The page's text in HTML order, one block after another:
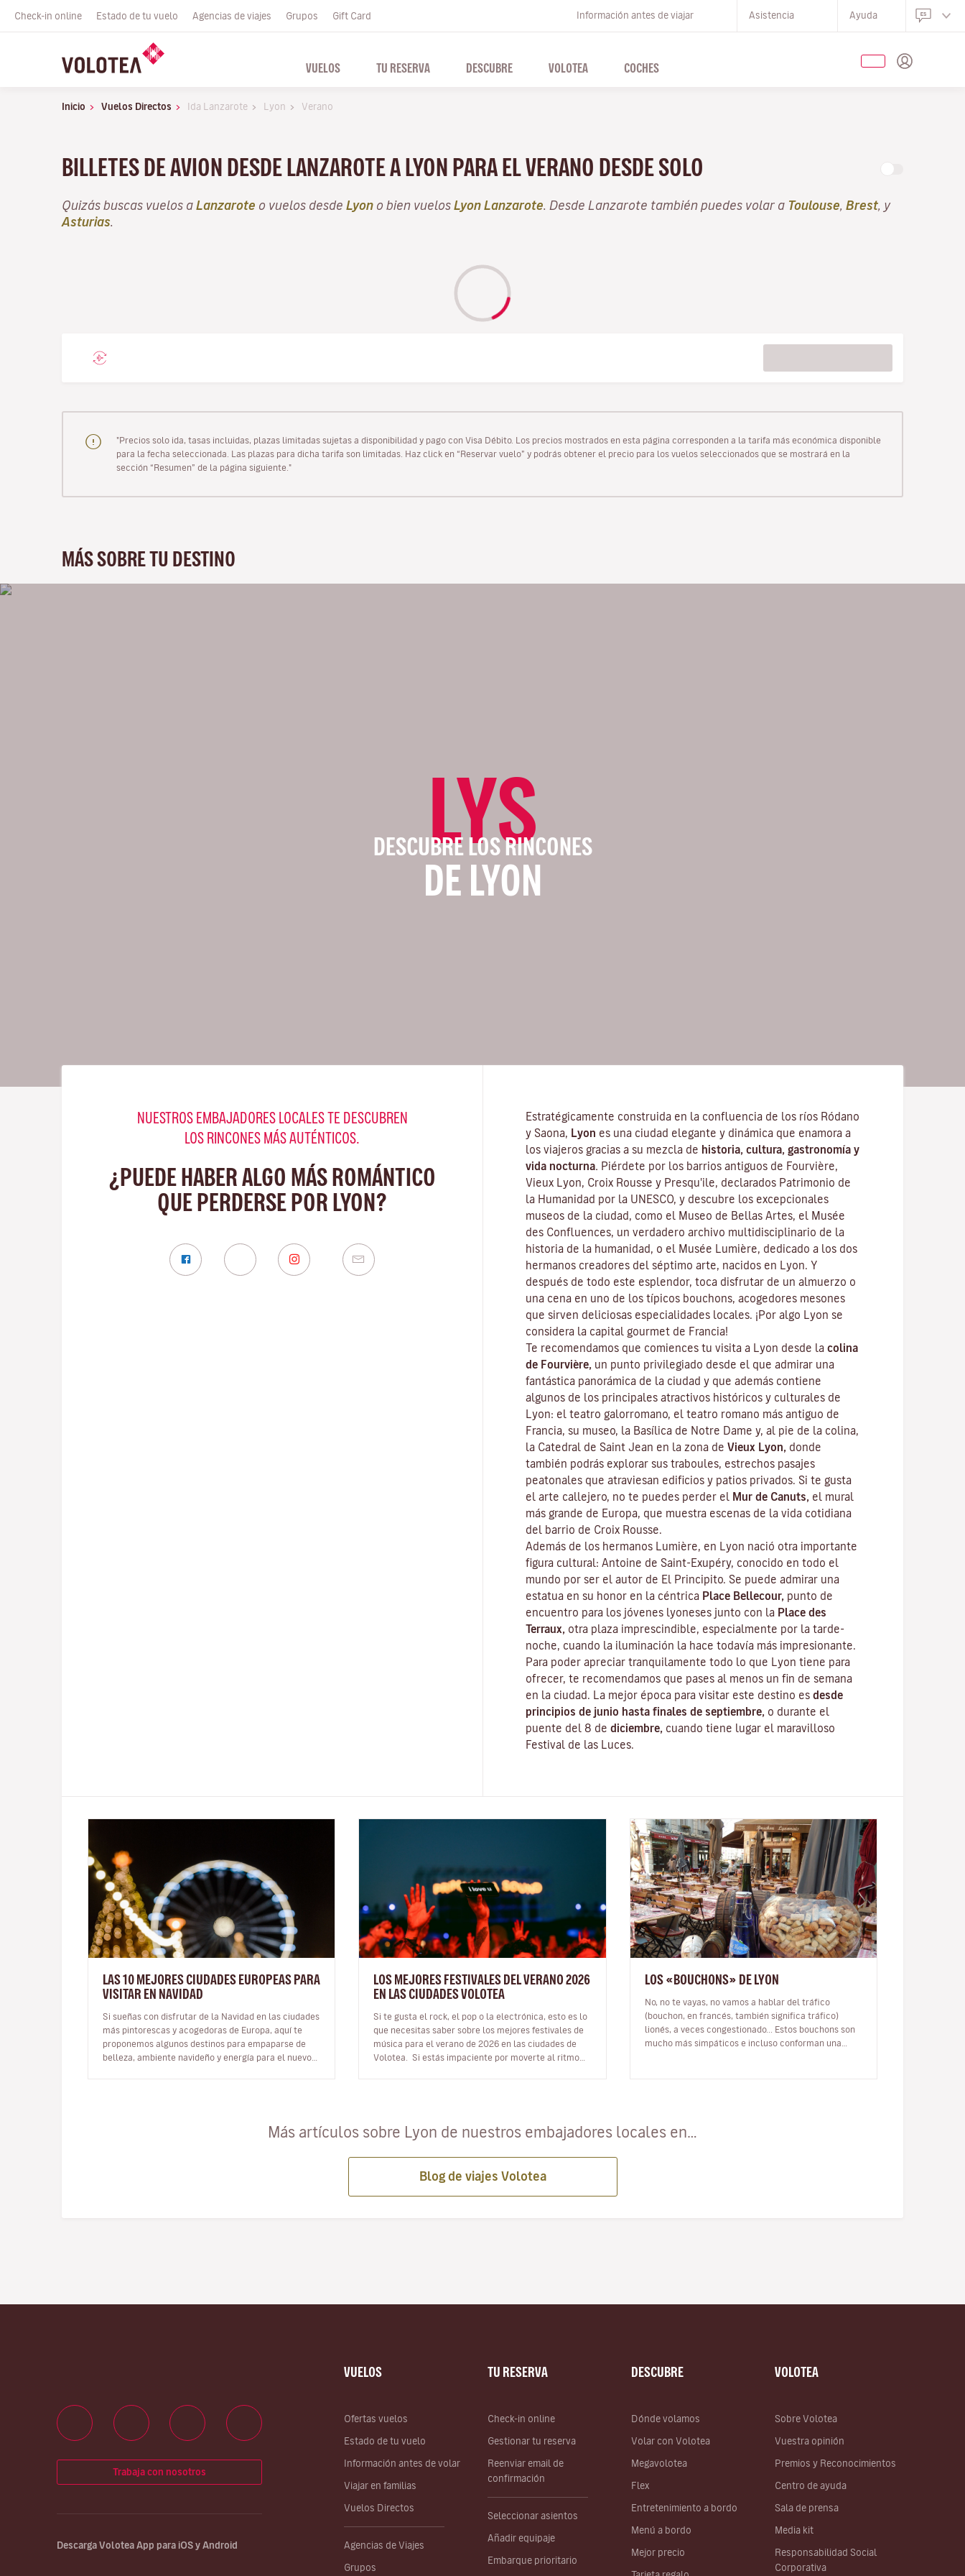
Check-in online Estado de tu vuelo Agencias de viajes Grupos Gift Card Información antes de viajar Asistencia Ayuda
VUELOS TU RESERVA DESCUBRE VOLOTEA COCHES
Inicio Vuelos Directos Ida Lanzarote Lyon Verano
BILLETES DE AVION DESDE LANZAROTE A LYON PARA EL VERANO DESDE SOLO
Quizás buscas vuelos a Lanzarote o vuelos desde Lyon o bien vuelos Lyon Lanzarote . Desde Lanzarote también puedes volar a Toulouse Brest , y
Asturias
"Precios solo ida, tasas incluidas, plazas limitadas sujetas a disponibilidad y pago con Visa Débito. Los precios mostrados en esta página corresponden a la tarifa más económica disponible
para la fecha seleccionada. Las plazas para dicha tarifa son limitadas. Haz click en “Reservar vuelo” y podrás obtener el precio para los vuelos seleccionados que se mostrará en la
sección “Resumen” de la página siguiente."
MÁS SOBRE TU DESTINO
LYS
DESCUBRE LOS RINCONES
DE LYON
NUESTROS EMBAJADORES LOCALES TE DESCUBREN
LOS RINCONES MÁS AUTÉNTICOS.
¿PUEDE HABER ALGO MÁS ROMÁNTICO
QUE PERDERSE POR LYON?
Estratégicamente construida en la confluencia de los ríos Ródano
y Saona,
Lyon es una ciudad elegante y dinámica que enamora a
los viajeros gracias a su mezcla de historia, cultura, gastronomía y
vida nocturna.
Piérdete por los barrios antiguos de Fourvière,
Vieux Lyon, Croix Rousse y Presqu'ile, declarados Patrimonio de
la Humanidad por la UNESCO, y descubre los excepcionales
museos de la ciudad
, como el Museo de Bellas Artes, el Musée
des Confluences, un verdadero archivo multidisciplinario de la
historia de la humanidad, o el Musée Lumière, dedicado a los dos
hermanos creadores del séptimo arte, nacidos en Lyon. Y
después de todo este esplendor, toca disfrutar de un almuerzo o
una cena en uno de los típicos bouchons , acogedores mesones
que sirven deliciosas especialidades locales. ¡Por algo Lyon se
considera la capital gourmet de Francia!
Te recomendamos que comiences tu visita a Lyon desde la colina
de Fourvière, un punto privilegiado desde el que admirar una
fantástica panorámica de la ciudad y que además contiene
algunos de los principales atractivos históricos y culturales de
Lyon: el teatro galorromano, el teatro romano más antiguo de
Francia, su museo, la Basílica de Notre Dame y, al pie de la colina,
la Catedral de Saint Jean en la zona de Vieux Lyon,
donde
también podrás explorar sus traboules , estrechos pasajes
peatonales que atraviesan edificios y patios privados. Si te gusta
el arte callejero, no te puedes perder el
Mur de Canuts,
el mural
más grande de Europa, que muestra escenas de la vida cotidiana
del barrio de Croix Rousse.
Además de los hermanos Lumière, en Lyon nació otra importante
figura cultural: Antoine de Saint-Exupéry, conocido en todo el
mundo por ser el autor de El Principito . Se puede admirar una
estatua en su honor en la céntrica Place Bellecour, punto de
encuentro para los jóvenes lyoneses junto con la Place des
Terraux,
otra plaza imprescindible, especialmente por la tarde-
noche, cuando la iluminación la hace todavía más impresionante.
Para poder apreciar tranquilamente todo lo que Lyon tiene para
ofrecer, te recomendamos que pases al menos un fin de semana
en la ciudad. La mejor época para visitar este destino es desde
principios de junio hasta finales de septiembre, o durante el
puente del 8 de diciembre, cuando tiene lugar el maravilloso
Festival de las Luces
LAS 10 MEJORES CIUDADES EUROPEAS PARA
VISITAR EN NAVIDAD
Si sueñas con disfrutar de la Navidad en las ciudades
más pintorescas y acogedoras de Europa, aquí te
proponemos algunos destinos para empaparse de
belleza, ambiente navideño y energía para el nuevo
LOS MEJORES FESTIVALES DEL VERANO 2026
EN LAS CIUDADES VOLOTEA
Si te gusta el rock, el pop o la electrónica, esto es lo
que necesitas saber sobre los mejores festivales de
música para el verano de 2026 en las ciudades de
Volotea. Si estás impaciente por moverte al ritmo
LOS «BOUCHONS» DE LYON
No, no te vayas, no vamos a hablar del tráfico
(bouchon, en francés, también significa tráfico)
lionés, a veces congestionado... Estos bouchons son
mucho más simpáticos e incluso conforman una
Más artículos sobre Lyon de nuestros embajadores locales en…
Blog de viajes Volotea
VUELOS
Ofertas vuelos
Estado de tu vuelo
Información antes de volar
Viajar en familias
Vuelos Directos
Agencias de Viajes
Grupos
TU RESERVA
Check-in online
Gestionar tu reserva
Reenviar email de
confirmación
Seleccionar asientos
Añadir equipaje
Embarque prioritario
DESCUBRE
Dónde volamos
Volar con Volotea
Megavolotea
Flex
Entretenimiento a bordo
Menú a bordo
Mejor precio
VOLOTEA
Sobre Volotea
Vuestra opinión
Premios y Reconocimientos
Centro de ayuda
Sala de prensa
Media kit
Responsabilidad Social
Corporativa
Trabaja con nosotros
Descarga Volotea App para iOS y Android